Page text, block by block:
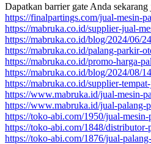
Dapatkan barrier gate Anda
https://finalpartings.com/jual-mesin-
https://mabruka.co.id/supplier-jual-
https://mabruka.co.id/blog/2024/06/
https://mabruka.co.id/palang-parkir-
https://mabruka.co.id/promo-harga-
https://mabruka.co.id/blog/2024/08/
https://mabruka.co.id/supplier-
https://www.mabruka.id/jual-mesin-
https://www.mabruka.id/jual-palang-
https://toko-abi.com/1950/jual-
https://toko-abi.com/1848/
https://toko-abi.com/1876/jual-